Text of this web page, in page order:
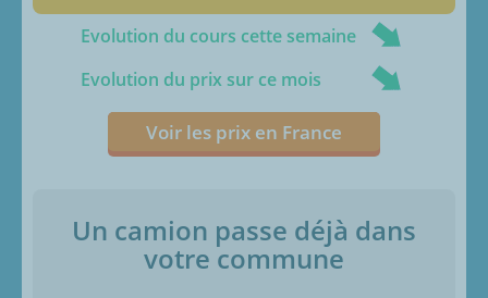
Evolution du cours cette semaine
Evolution du prix sur ce mois
Voir les prix en France
Un camion passe déjà dans
votre commune